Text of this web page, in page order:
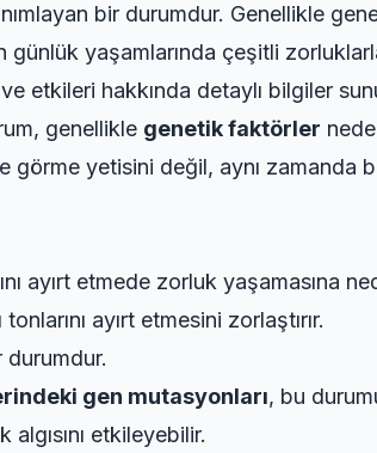
bir durumdur. Genellikle
yaşamlarında çeşitli
etkileri hakkında detaylı bilgiler
genellikle genetik faktörler
görme yetisini değil, aynı zamanda
ayırt etmede zorluk yaşamasına
ayırt etmesini zorlaştırır.
gen mutasyonları, bu
etkileyebilir.